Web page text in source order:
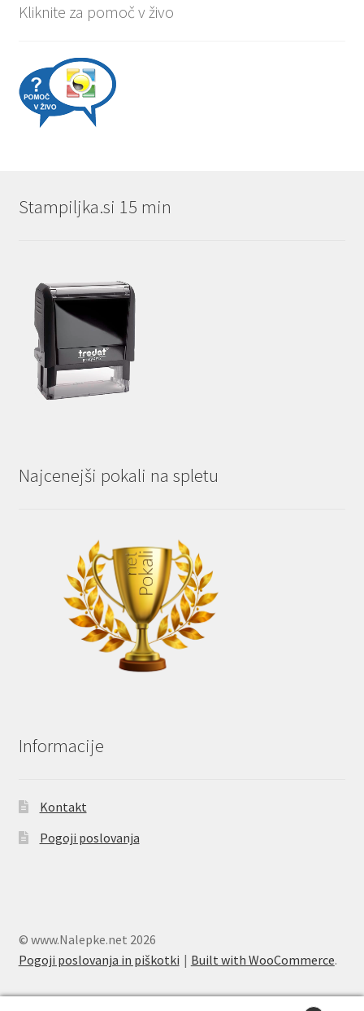
Kliknite za pomoč v živo
Stampiljka.si 15 min
Najcenejši pokali na spletu
Informacije
Kontakt
Pogoji poslovanja
© www.Nalepke.net 2026
Pogoji poslovanja in piškotki
Built with WooCommerce.